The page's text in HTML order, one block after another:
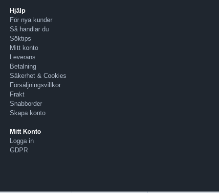
Hjälp
För nya kunder
Så handlar du
Söktips
Mitt konto
Leverans
Betalning
Säkerhet & Cookies
Försäljningsvillkor
Frakt
Snabborder
Skapa konto
Mitt Konto
Logga in
GDPR